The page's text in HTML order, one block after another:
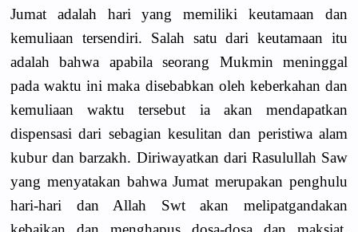
Jumat adalah hari yang memiliki keutamaan dan
kemuliaan tersendiri. Salah satu dari keutamaan itu
adalah bahwa apabila seorang Mukmin meninggal
pada waktu ini maka disebabkan oleh keberkahan dan
kemuliaan waktu tersebut ia akan mendapatkan
dispensasi dari sebagian kesulitan dan peristiwa alam
kubur dan barzakh. Diriwayatkan dari Rasulullah Saw
yang menyatakan bahwa Jumat merupakan penghulu
hari-hari dan Allah Swt akan melipatgandakan